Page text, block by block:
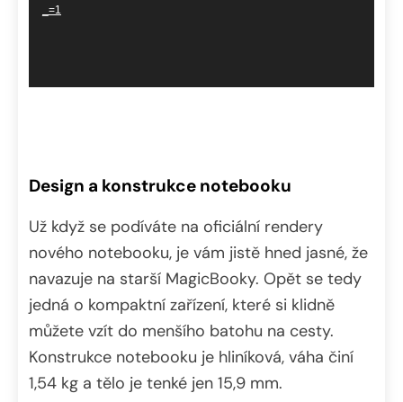
_=1
Design a konstrukce notebooku
Už když se podíváte na oficiální rendery
nového notebooku, je vám jistě hned jasné, že
navazuje na starší MagicBooky. Opět se tedy
jedná o kompaktní zařízení, které si klidně
můžete vzít do menšího batohu na cesty.
Konstrukce notebooku je hliníková, váha činí
1,54 kg a tělo je tenké jen 15,9 mm.